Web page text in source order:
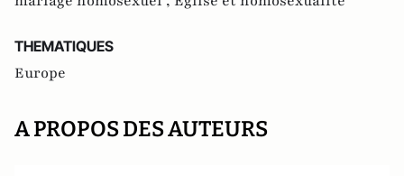
THEMATIQUES
Europe
A PROPOS DES AUTEURS